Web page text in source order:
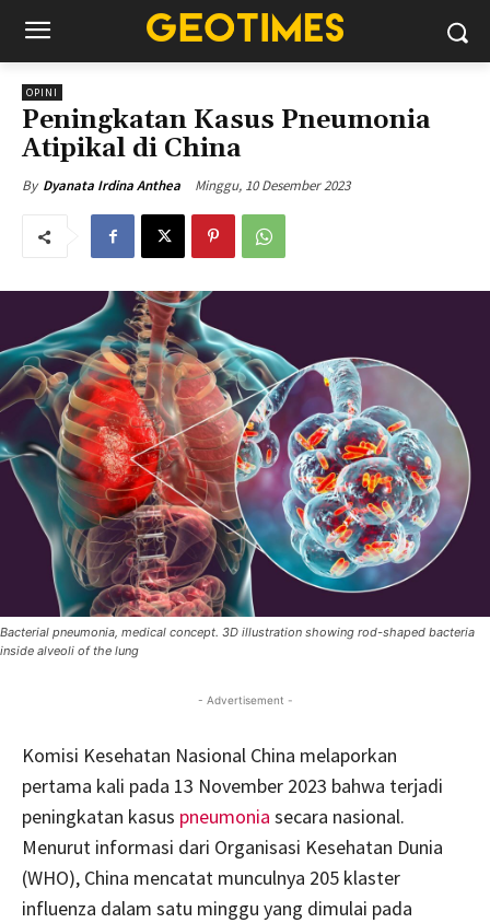
OPINI
Peningkatan Kasus Pneumonia
Atipikal di China
By Dyanata Irdina Anthea Minggu, 10 Desember 2023
Bacterial pneumonia, medical concept. 3D illustration showing rod-shaped bacteria
inside alveoli of the lung
- Advertisement -
Komisi Kesehatan Nasional China melaporkan
pertama kali pada 13 November 2023 bahwa terjadi
peningkatan kasus pneumonia secara nasional.
Menurut informasi dari Organisasi Kesehatan Dunia
(WHO), China mencatat munculnya 205 klaster
influenza dalam satu minggu yang dimulai pada